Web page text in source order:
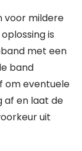
voor mildere
is
met een
band
om eventuele
af en laat de
uit